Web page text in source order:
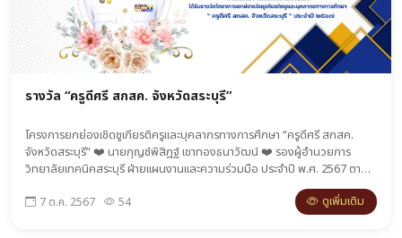
รางวัล “ครูดีศรี สกสค. จังหวัดสระบุรี”
โครงการยกย่องเชิดชูเกียรติครูและบุคลากรทางการศึกษา “ครูดีศรี สกสค.
จังหวัดสระบุรี” ❤️ นายกุญช์พิสิฎฐ์ เขาทองธนาวัฒน์ ❤️ รองผู้อำนวยการ
วิทยาลัยเทคนิคสระบุรี ฝ่ายแผนงานและความร่วมมือ ประจำปี พ.ศ. 2567 ตาม
ประกาศสำนักงานส่งเสริมสวัสดิการและสวัสดิภาพครูและบุคลากรทางการศึกษา
จังหวัดสระบุรี โดยได้ดำเนินการคัดเลือกผู้ประกอบวิชาชีพทางการศึกษา ผู้
ปฏิบัติงานด้านการศึกษา และผู้มีคุณูปการเพื่อยกย่องเชิดชูเกียรติที่เป็นแบบ
7 ต.ค. 2567 54 ดูเพิ่มเติม